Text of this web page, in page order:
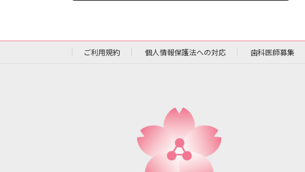
ご利用規約 個人情報保護法への対応 歯科医師募集